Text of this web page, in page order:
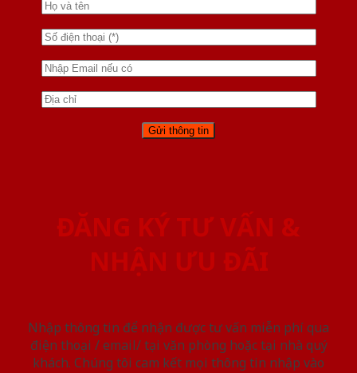
ĐĂNG KÝ TƯ VẤN &
NHẬN ƯU ĐÃI
Nhập thông tin để nhận được tư vấn miễn phí qua
điện thoại / email/ tại văn phòng hoặc tại nhà quý
khách. Chúng tôi cam kết mọi thông tin nhập vào